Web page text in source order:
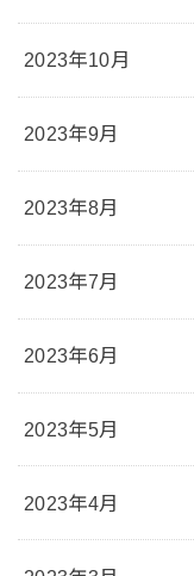
2023年10月
2023年9月
2023年8月
2023年7月
2023年6月
2023年5月
2023年4月